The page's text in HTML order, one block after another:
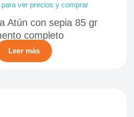
para ver precios y comprar
Atún con sepia 85 gr
completo
Leer más